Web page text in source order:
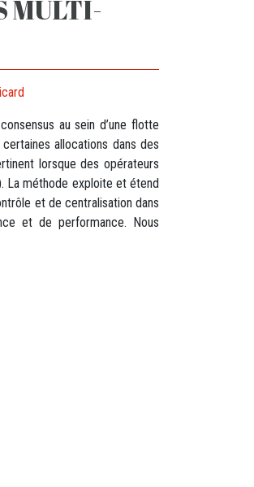
MULTI-
au sein d’une flotte
allocations dans des
lorsque des opérateurs
La méthode exploite et étend
et de centralisation dans
et de performance. Nous